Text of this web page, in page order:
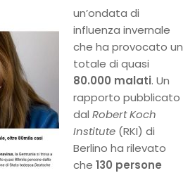
un’ondata di
influenza invernale
che ha provocato un
totale di quasi
80.000 malati. Un
rapporto pubblicato
dal Robert Koch
Institute (RKI) di
Berlino ha rilevato
che 130 persone